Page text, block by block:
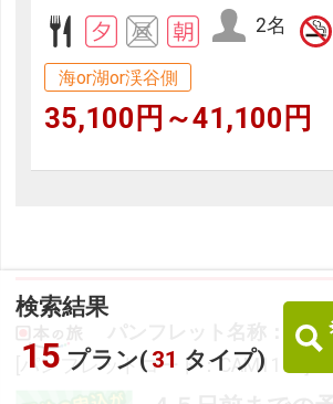
検索結果
15 プラン( 31 タイプ)
2名
海or湖or渓谷側
35,100円～41,100円
パンフレット名称：パ
[パンフレットコード：CAM1100]